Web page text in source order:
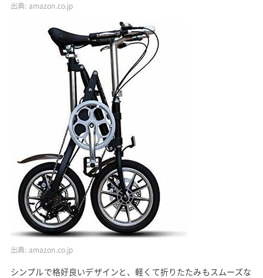
出典: amazon.co.jp
出典: amazon.co.jp
シンプルで格好良いデザインと、軽くて折りたたみもスムーズな